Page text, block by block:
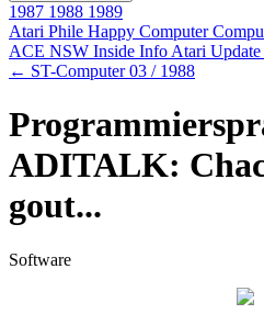
1987 1988 1989
Atari Phile Happy Computer
ACE NSW Inside Info Atari Update
← ST-Computer 03 / 1988
ADITALK:
gout...
Software